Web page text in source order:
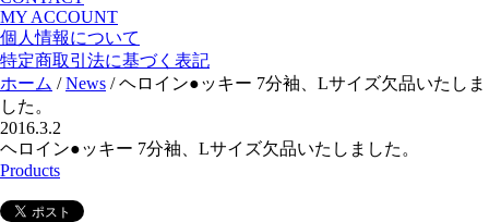
MY ACCOUNT
個人情報について
特定商取引法に基づく表記
ホーム /News / ヘロイン●ッキー 7分袖、Lサイズ欠品いたしま
した。
2016.3.2
ヘロイン●ッキー 7分袖、Lサイズ欠品いたしました。
Products